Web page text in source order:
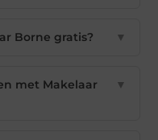
Borne gratis? ▼
met Makelaar
▼